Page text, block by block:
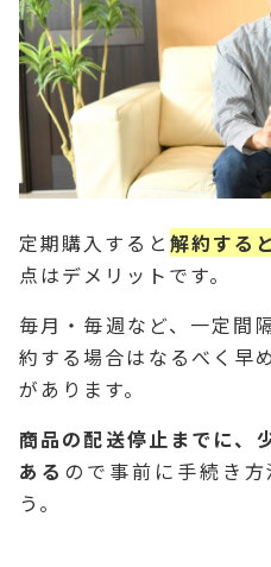
定期購入すると 解約する
点はデメリットです。
毎月・毎週など、一定間
約する場合はなるべく早
があります。
商品の配送停止までに、
ある ので事前に手続き
う。